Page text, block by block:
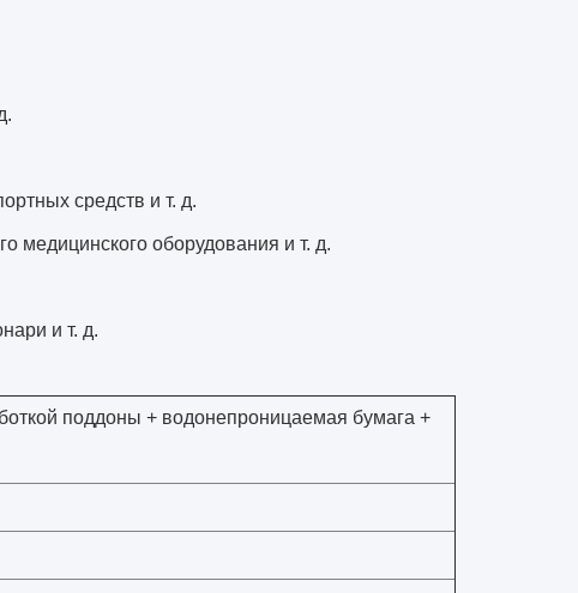
средств и т. д.
медицинского оборудования и т. д.
и т. д.
поддоны + водонепроницаемая бумага +